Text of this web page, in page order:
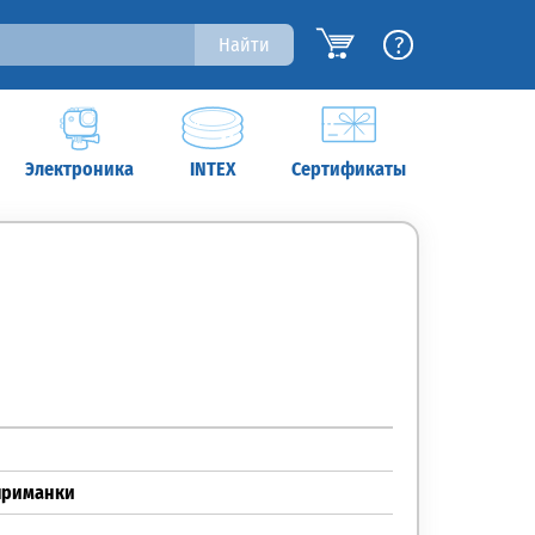
Найти ?
Электроника INTEX Сертификаты